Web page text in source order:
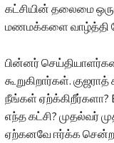
கட்சியின் தலைமை
மணமக்களை வாழ்த்தி
பின்னர்
கூறுகிறார்கள்.
நீங்கள் ஏற்க்கிறீர்களா?
எந்த கட்சி? முதல்வர்
ஏற்கனவே ஈர்க்க